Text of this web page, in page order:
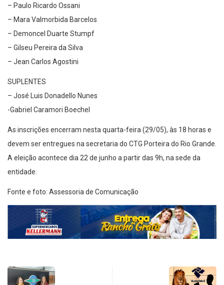
– Paulo Ricardo Ossani
– Mara Valmorbida Barcelos
– Demoncel Duarte Stumpf
– Gilseu Pereira da Silva
– Jean Carlos Agostini
SUPLENTES
– José Luis Donadello Nunes
-Gabriel Caramori Boechel
As inscrições encerram nesta quarta-feira (29/05), às 18 horas e
devem ser entregues na secretaria do CTG Porteira do Rio Grande.
A eleição acontece dia 22 de junho a partir das 9h, na sede da
entidade.
Fonte e foto: Assessoria de Comunicação